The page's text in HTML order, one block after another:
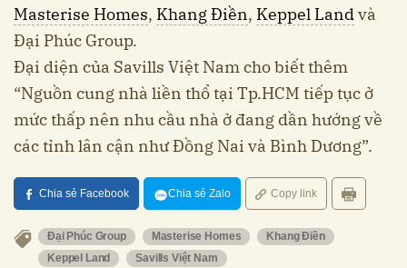
Masterise Homes, Khang Điền, Keppel Landvà
Đại Phúc Group.
Đại diện của Savills Việt Nam cho biết thêm
“Nguồn cung nhà liền thổ tại Tp.HCM tiếp tục ở
mức thấp nên nhu cầu nhà ở đang dần hướng về
các tỉnh lân cận như Đồng Nai và Bình Dương”.
Chia sẻ Facebook Chia sẻ Zalo Copy link
Đại Phúc Group Masterise Homes
Khang Điền
Keppel Land
Savills Việt Nam